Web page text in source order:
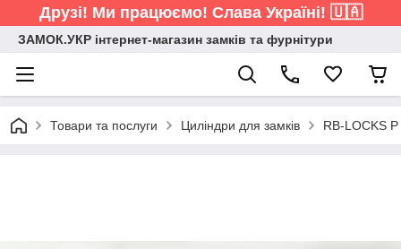
Друзі! Ми працюємо! Слава Україні! 🇺🇦
ЗАМОК.УКР інтернет-магазин замків та фурнітури
Товари та послуги Циліндри для замків RB-LOCKS